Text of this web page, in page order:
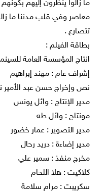
ما زالوا ينظرون إليهم بكونهم
معاصر وفي قلب مدننا ما زالت
تتصارع .
بطاقة الفيلم :
انتاج المؤسسة العامة للسينما
إشراف عام : مهند إبراهيم
نص وإخراج حسن عبد الأمير نجم
مدير الإنتاج : وائل يونس
مونتاج : وائل طه
مدير التصوير : عمار خضور
مدير إضاءة : دريد رحال
مخرج منفذ : سمير علي
كلاكيت : هلا اللحام
سكريبت : مرام سلامة